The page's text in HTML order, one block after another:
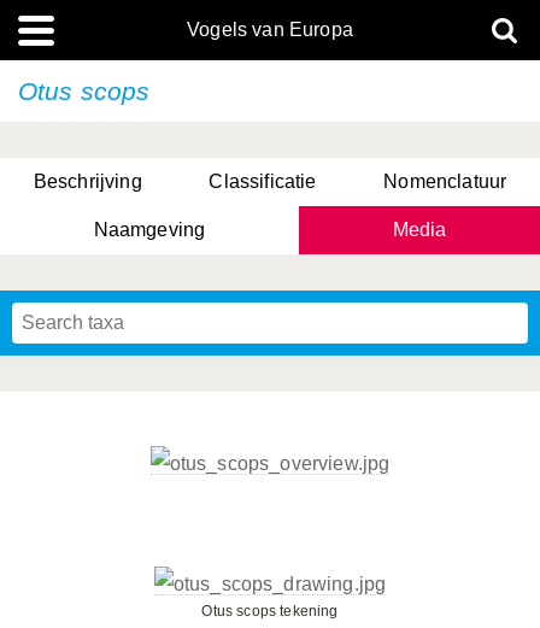
Vogels van Europa
Otus scops
Beschrijving Classificatie Nomenclatuur
Naamgeving Media
Otus scops tekening